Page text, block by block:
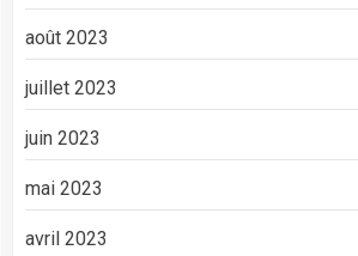
août 2023
juillet 2023
juin 2023
mai 2023
avril 2023